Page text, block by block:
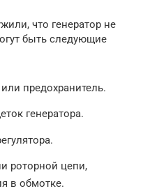
что генератор не
быть следующие
предохранитель.
генератора.
роторной цепи,
в обмотке.